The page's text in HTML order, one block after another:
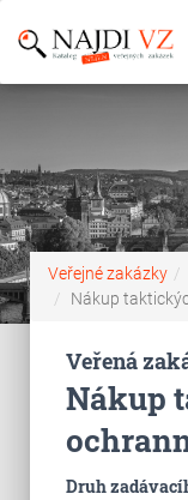
Veřejné zakázky
Nákup
Veřená
Nákup
Druh